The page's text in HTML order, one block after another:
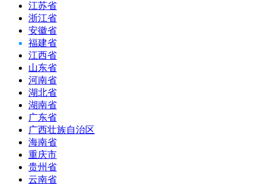
江苏省
浙江省
安徽省
福建省
江西省
山东省
河南省
湖北省
湖南省
广东省
广西壮族自治区
海南省
重庆市
贵州省
云南省